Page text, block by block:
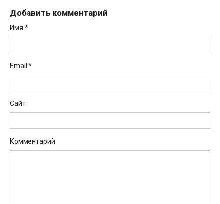
Добавить комментарий
Имя *
Email *
Сайт
Комментарий